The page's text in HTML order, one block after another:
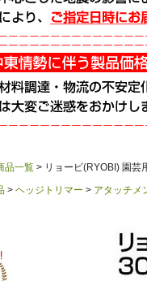
品一覧
リョービ(RYOBI) 園
ヘッジトリマー アタッチメ